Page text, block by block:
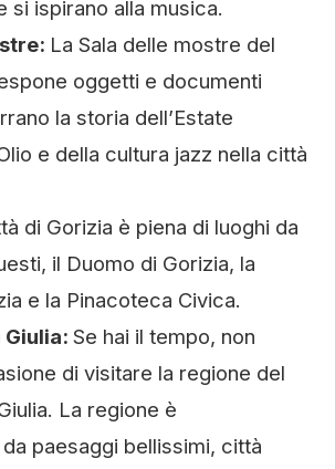
si ispirano alla musica.
La Sala delle mostre del
oggetti e documenti
la storia dell’Estate
e della cultura jazz nella città
di Gorizia è piena di luoghi da
il Duomo di Gorizia, la
e la Pinacoteca Civica.
Giulia: Se hai il tempo, non
di visitare la regione del
La regione è
paesaggi bellissimi, città